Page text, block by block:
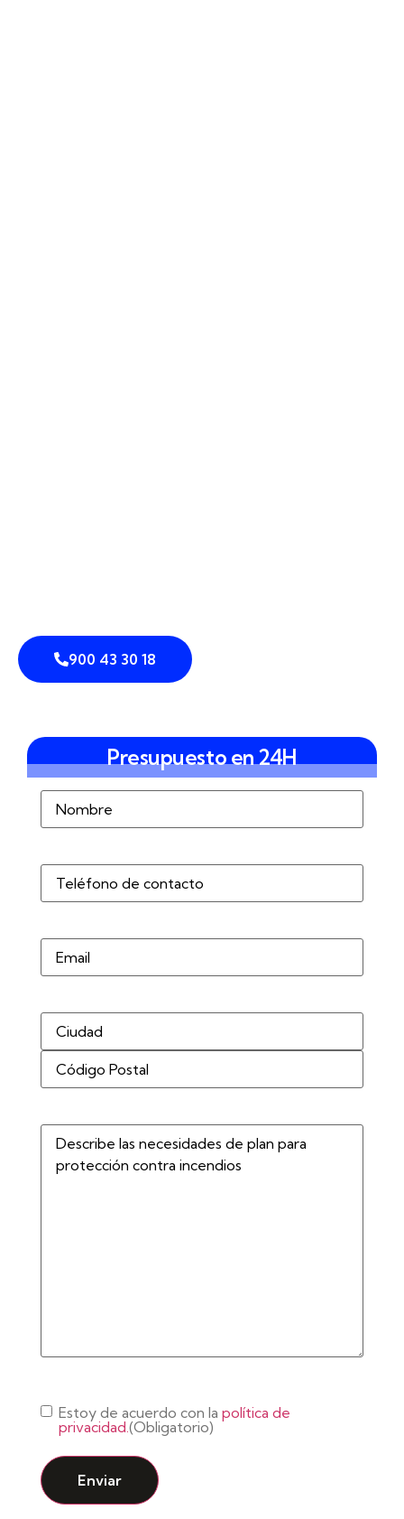
900 43 30 18
Presupuesto en 24H
Nombre
Teléfono(Obligatorio)
Correo
electrónico
Dirección
Describe
necesidades
Consentimiento(Obligatorio)
Estoy de acuerdo con la política de
privacidad.(Obligatorio)